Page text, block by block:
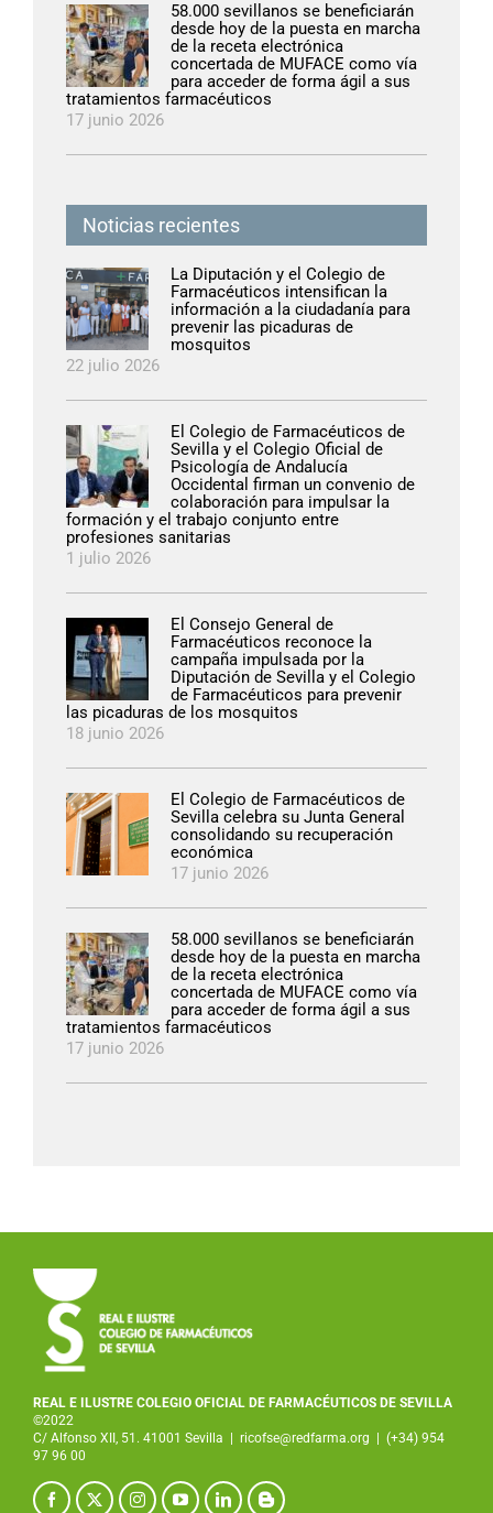
58.000 sevillanos se beneficiarán
desde hoy de la puesta en marcha
de la receta electrónica
concertada de MUFACE como vía
para acceder de forma ágil a sus
tratamientos farmacéuticos
17 junio 2026
Noticias recientes
La Diputación y el Colegio de
Farmacéuticos intensifican la
información a la ciudadanía para
prevenir las picaduras de
mosquitos
22 julio 2026
El Colegio de Farmacéuticos de
Sevilla y el Colegio Oficial de
Psicología de Andalucía
Occidental firman un convenio de
colaboración para impulsar la
formación y el trabajo conjunto entre
profesiones sanitarias
1 julio 2026
El Consejo General de
Farmacéuticos reconoce la
campaña impulsada por la
Diputación de Sevilla y el Colegio
de Farmacéuticos para prevenir
las picaduras de los mosquitos
18 junio 2026
El Colegio de Farmacéuticos de
Sevilla celebra su Junta General
consolidando su recuperación
económica
17 junio 2026
58.000 sevillanos se beneficiarán
desde hoy de la puesta en marcha
de la receta electrónica
concertada de MUFACE como vía
para acceder de forma ágil a sus
tratamientos farmacéuticos
17 junio 2026
REAL E ILUSTRE COLEGIO OFICIAL DE FARMACÉUTICOS DE SEVILLA
©2022
C/ Alfonso XII, 51. 41001 Sevilla
ricofse@redfarma.org
(+34) 954
97 96 00